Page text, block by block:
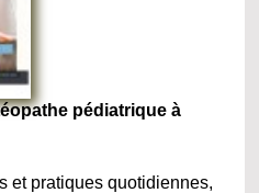
pédiatrique à
et pratiques quotidiennes,